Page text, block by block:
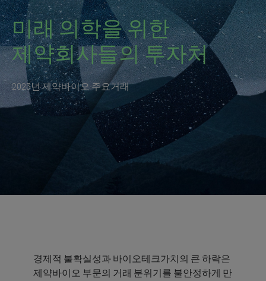
미래 의학을 위한
제약회사들의 투자처
2023년 제약바이오 주요거래
경제적 불확실성과 바이오테크가치의 큰 하락은
제약바이오 부문의 거래 분위기를 불안정하게 만